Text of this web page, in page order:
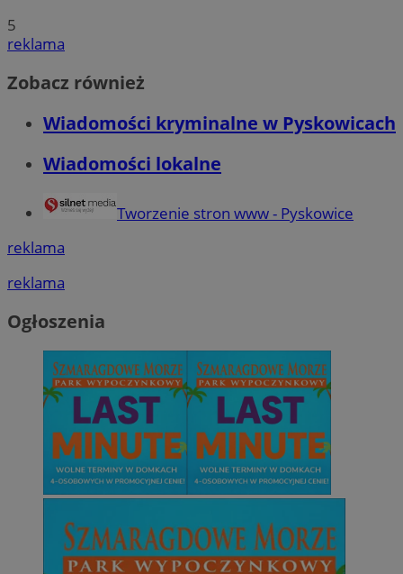
5
reklama
Zobacz również
Wiadomości kryminalne w Pyskowicach
Wiadomości lokalne
Tworzenie stron www - Pyskowice
reklama
reklama
Ogłoszenia